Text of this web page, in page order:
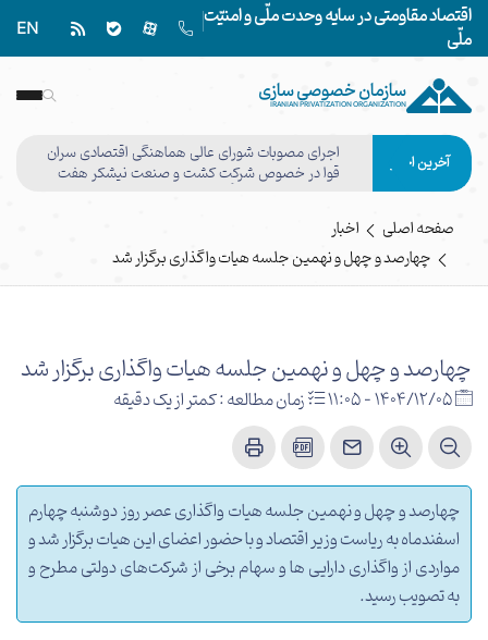
اقتصاد مقاومتی در سایه وحدت ملّی و امنیّت
ملّی
EN
سازمان خصوصی سازی
IRANIAN PRIVATIZATION ORGANIZATION
آخرین اخبار
اجرای مصوبات شورای عالی هماهنگی اقتصادی سران
قوا در خصوص شرکت کشت و صنعت نیشکر هفت
صفحه اصلی
اخبار
چهارصد و چهل و نهمین جلسه هیات واگذاری برگزار شد
چهارصد و چهل و نهمین جلسه هیات واگذاری برگزار شد
1404/12/05 - 11:05 زمان مطالعه : کمتر از یک دقیقه
چهارصد و چهل و نهمین جلسه هیات واگذاری عصر روز دوشنبه چهارم
اسفندماه به ریاست وزیر اقتصاد و با حضور اعضای این هیات برگزار شد و
مواردی از واگذاری دارایی ها و سهام برخی از شرکت‌های دولتی مطرح و
به تصویب رسید.